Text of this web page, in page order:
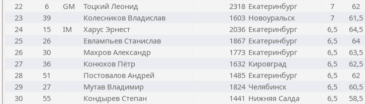
22
6 GM Тоцкий Леонид 2318 Екатеринбург 7 62
23
39 Колесников Владислав 1603 Новоуральск 7 61,5
24
15 IM Харус Эрнест 2036 Екатеринбург 6,5 64,5
25
26 Евлампьев Станислав 1867 Екатеринбург 6,5 64
26
30 Махров Александр 1773 Екатеринбург 6,5 63,5
27
36 Конюхов Пётр 1632 Кировград 6,5 62,5
28
51 Постовалов Андрей 1485 Екатеринбург 6,5 62
29
27 Мутав Владимир 1824 Челябинск 6,5 60,5
30
55 Кондырев Степан 1441 Нижняя Салда 6,5 58,5